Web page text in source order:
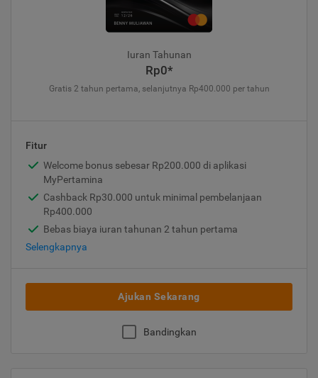
Iuran Tahunan
Rp0*
Gratis 2 tahun pertama, selanjutnya Rp400.000 per tahun
Fitur
Welcome bonus sebesar Rp200.000 di aplikasi
MyPertamina
Cashback Rp30.000 untuk minimal pembelanjaan
Rp400.000
Bebas biaya iuran tahunan 2 tahun pertama
Selengkapnya
Ajukan Sekarang
Bandingkan